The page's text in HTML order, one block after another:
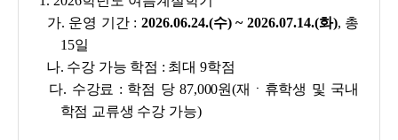
가. 운영 기간 : 2026.06.24.(수) ~ 2026.07.14.(화), 총
15일
나. 수강 가능 학점 : 최대 9학점
다. 수강료 : 학점 당 87,000원(재ㆍ휴학생 및 국내
학점 교류생 수강 가능)